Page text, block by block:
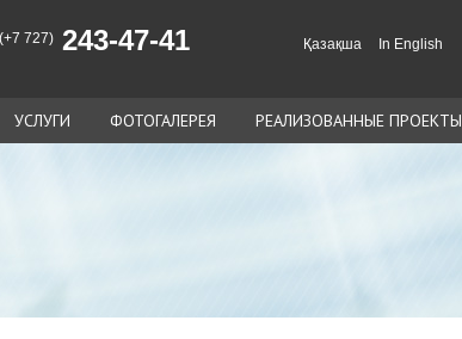
(+7 727) 243-47-41 Қазақша In English
УСЛУГИ ФОТОГАЛЕРЕЯ РЕАЛИЗОВАННЫЕ ПРОЕКТЫ